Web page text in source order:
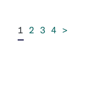
1 2 3 4 >